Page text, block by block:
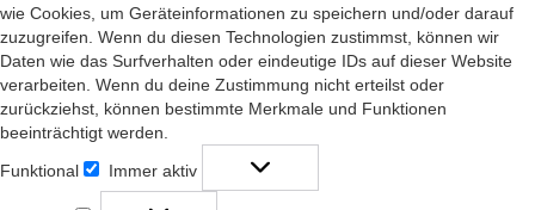
wie Cookies, um Geräteinformationen zu speichern und/oder darauf
zuzugreifen. Wenn du diesen Technologien zustimmst, können wir
Daten wie das Surfverhalten oder eindeutige IDs auf dieser Website
verarbeiten. Wenn du deine Zustimmung nicht erteilst oder
zurückziehst, können bestimmte Merkmale und Funktionen
beeinträchtigt werden.
Funktional
Funktional
Immer aktiv